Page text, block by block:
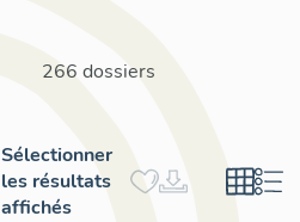
266 dossiers
Sélectionner
les résultats
affichés